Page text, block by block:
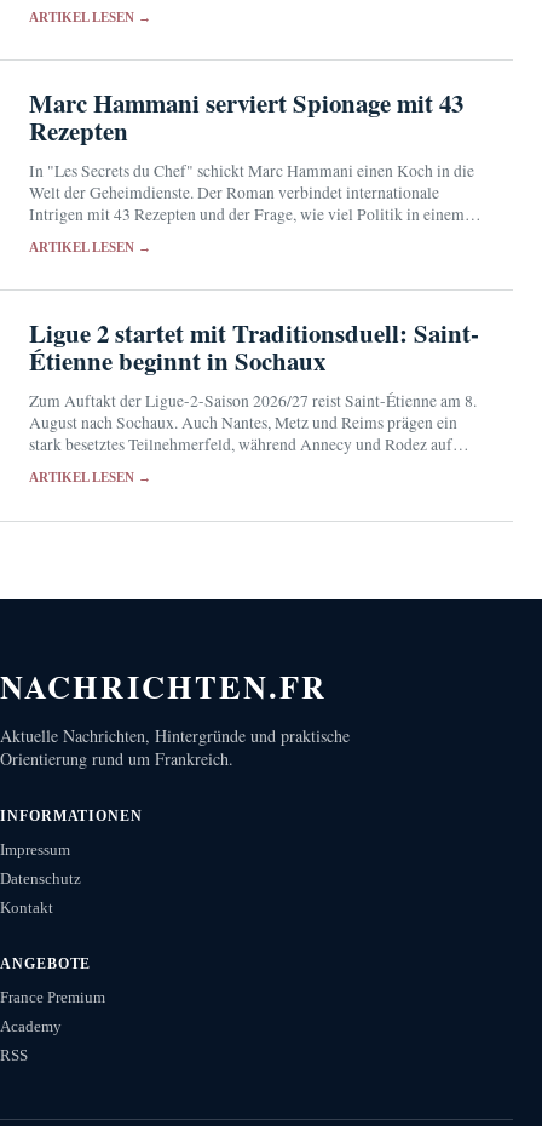
ARTIKEL LESEN →
Marc Hammani serviert Spionage mit 43
Rezepten
In "Les Secrets du Chef" schickt Marc Hammani einen Koch in die
Welt der Geheimdienste. Der Roman verbindet internationale
Intrigen mit 43 Rezepten und der Frage, wie viel Politik in einem
ARTIKEL LESEN →
Ligue 2 startet mit Traditionsduell: Saint-
Étienne beginnt in Sochaux
Zum Auftakt der Ligue-2-Saison 2026/27 reist Saint-Étienne am 8.
August nach Sochaux. Auch Nantes, Metz und Reims prägen ein
stark besetztes Teilnehmerfeld, während Annecy und Rodez auf
ARTIKEL LESEN →
NACHRICHTEN.FR
Aktuelle Nachrichten, Hintergründe und praktische
Orientierung rund um Frankreich.
INFORMATIONEN
Impressum
Datenschutz
Kontakt
ANGEBOTE
France Premium
Academy
RSS